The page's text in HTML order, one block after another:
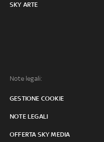
SKY ARTE
Note legali:
GESTIONE COOKIE
NOTE LEGALI
OFFERTA SKY MEDIA